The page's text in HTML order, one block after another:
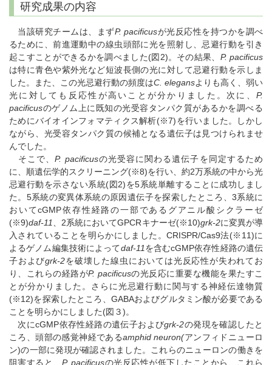
研究成果の内容
当該研究チームは、まずP. pacificusが光反応性を持つかを調べ
るために、前進運動中の線虫頭部に光を照射し、忌避行動を引き
起こすことができるかを調べました(図2)。その結果、 P. pacificus
は特に青色や紫外光など短波長側の光に対して忌避行動を示しま
した。また、この光忌避行動の頻度はC. elegansよりも高く、弱い
光に対しても反応性が高いことが分かりました。次に、 P.
pacificusのゲノム上に既知の光受容タンパク質があるかを調べる
ためにバイオインフォマティクス解析(※7)を行いました。しかし
ながら、光受容タンパク質の候補となる遺伝子は見つけられませ
んでした。
そこで、P. pacificusの光受容に関わる遺伝子を同定するため
に、順遺伝学的スクリーニング(※8)を行い、約2万系統の中から光
忌避行動を示さない系統(図2)を5系統単離することに成功しまし
た。5系統の変異体系統の原因遺伝子を探索したところ、3系統に
おいてcGMP依存性経路の一部であるグアニル酸シクラーゼ
(※9)daf-11 、2系統においてGPCRキナーゼ(※10)grk-2に変異が導
入されていることを明らかにしました。CRISPR/Cas9法(※11)に
よるゲノム編集技術によってdaf-11を含むcGMP依存性経路の遺伝
子およびgrk-2を破壊した線虫においては光反応性が失われてお
り、これらの経路がP. pacificusの光反応に重要な機能を果たすこ
とが分かりました。さらに光忌避行動に関与する神経伝達物質
(※12)を探索したところ、GABAおよびグルタミン酸が必要である
ことを明らかにしました(図３)。
次にcGMP依存性経路の遺伝子およびgrk-2の発現を確認したと
ころ、頭部の感覚神経であるamphid neuron(アンフィドニューロ
ン)の一部に発現が確認されました。これらのニューロンの働きを
阻害すると、 P. pacificusの光反応性が低下したことから、これら